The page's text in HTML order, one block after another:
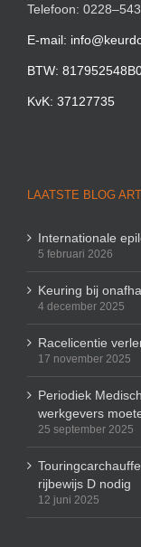
Telefoon:
E-mail:
BTW:
KvK: 37127735
LAATSTE BLOG
Internationale
5 februari 2026
Keuring bij
4 december 2025
Racelicentie
17 november 2025
Periodiek
werkgevers
25 september 2025
rijbewijs D nodig
12 juni 2025